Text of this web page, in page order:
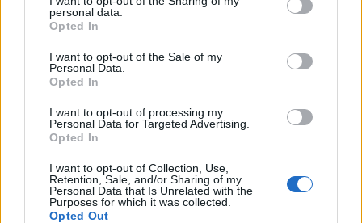
personal data.
Opted In
I want to opt-out of the Sale of my
Personal Data.
Opted In
I want to opt-out of processing my
Personal Data for Targeted Advertising.
Opted In
I want to opt-out of Collection, Use,
Retention, Sale, and/or Sharing of my
Personal Data that Is Unrelated with the
Purposes for which it was collected.
Opted Out